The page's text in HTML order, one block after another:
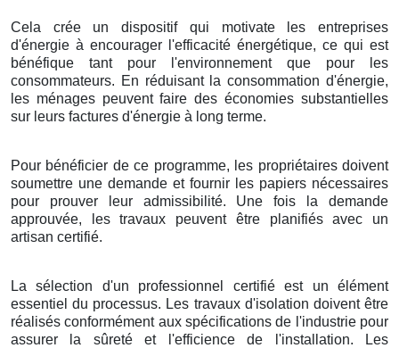
Cela crée un dispositif qui motivate les entreprises
d'énergie à encourager l'efficacité énergétique, ce qui est
bénéfique tant pour l'environnement que pour les
consommateurs. En réduisant la consommation d'énergie,
les ménages peuvent faire des économies substantielles
sur leurs factures d'énergie à long terme.
Pour bénéficier de ce programme, les propriétaires doivent
soumettre une demande et fournir les papiers nécessaires
pour prouver leur admissibilité. Une fois la demande
approuvée, les travaux peuvent être planifiés avec un
artisan certifié.
La sélection d'un professionnel certifié est un élément
essentiel du processus. Les travaux d'isolation doivent être
réalisés conformément aux spécifications de l'industrie pour
assurer la sûreté et l'efficience de l'installation. Les